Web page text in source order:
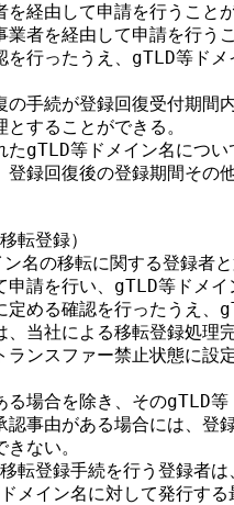
経由して申請を行うこと
者を経由して申請を行う
を行ったうえ、gTLD等ドメ
手続が登録回復受付期間
することができる。
gTLD等ドメイン名につい
録回復後の登録期間その
転登録）
名の移転に関する登録者
申請を行い、gTLD等ドメイ
定める確認を行ったうえ、
、当社による移転登録処理
ンスファー禁止状態に設
場合を除き、そのgTLD等
認事由がある場合には、登
ない。
転登録手続を行う登録者は
メイン名に対して発行する